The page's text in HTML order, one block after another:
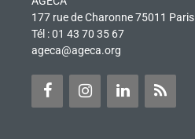
177 rue de Charonne 75011 Paris
Tél : 01 43 70 35 67
ageca@ageca.org